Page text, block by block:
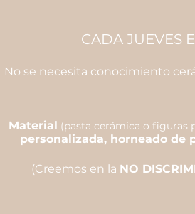
CADA JUEVES
No se necesita conocimiento
Material (pasta cerámica o figuras
personalizada, horneado de
(Creemos en la NO